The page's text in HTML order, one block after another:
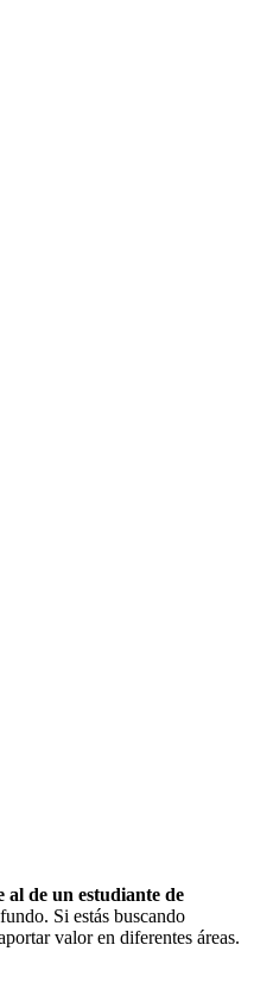
de un estudiante de
Si estás buscando
valor en diferentes áreas.